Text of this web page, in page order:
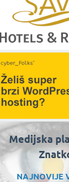
Medijska
NAJNOVIJE